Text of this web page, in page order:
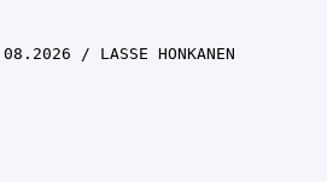
LASSE HONKANEN